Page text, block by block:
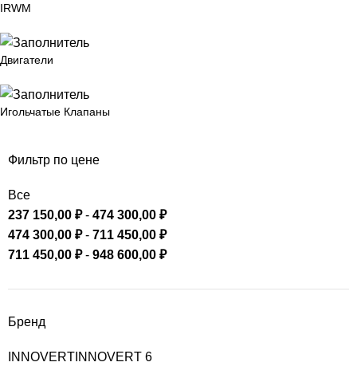
IRWM
Двигатели
Игольчатые Клапаны
Фильтр по цене
Все
237 150,00 ₽- 474 300,00 ₽
474 300,00 ₽- 711 450,00 ₽
711 450,00 ₽- 948 600,00 ₽
Бренд
INNOVERT INNOVERT 6